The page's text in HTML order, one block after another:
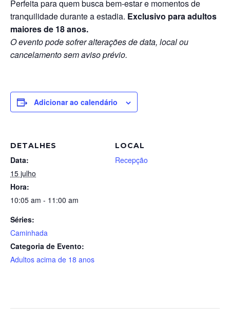
Perfeita para quem busca bem-estar e momentos de
tranquilidade durante a estadia. Exclusivo para adultos
maiores de 18 anos.
O evento pode sofrer alterações de data, local ou
cancelamento sem aviso prévio.
Adicionar ao calendário
DETALHES
Data:
15 julho
Hora:
10:05 am - 11:00 am
Séries:
Caminhada
Categoria de Evento:
Adultos acima de 18 anos
LOCAL
Recepção